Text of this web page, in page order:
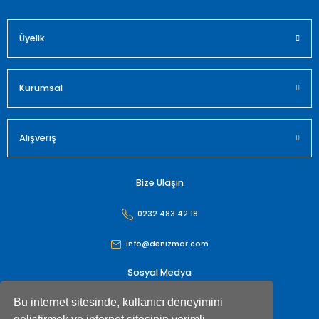
Bu internet sitesinde, kullanıcı deneyimini
Üyelik
Kurumsal
Alışveriş
Bize Ulaşın
0232 483 42 18
info@denizmar.com
Sosyal Medya